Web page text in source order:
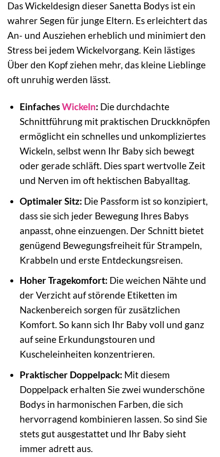
Das Wickeldesign dieser Sanetta Bodys ist ein
wahrer Segen für junge Eltern. Es erleichtert das
An- und Ausziehen erheblich und minimiert den
Stress bei jedem Wickelvorgang. Kein lästiges
Über den Kopf ziehen mehr, das kleine Lieblinge
oft unruhig werden lässt.
EinfachesWickeln: Die durchdachte
Schnittführung mit praktischen Druckknöpfen
ermöglicht ein schnelles und unkompliziertes
Wickeln, selbst wenn Ihr Baby sich bewegt
oder gerade schläft. Dies spart wertvolle Zeit
und Nerven im oft hektischen Babyalltag.
Optimaler Sitz: Die Passform ist so konzipiert,
dass sie sich jeder Bewegung Ihres Babys
anpasst, ohne einzuengen. Der Schnitt bietet
genügend Bewegungsfreiheit für Strampeln,
Krabbeln und erste Entdeckungsreisen.
Hoher Tragekomfort: Die weichen Nähte und
der Verzicht auf störende Etiketten im
Nackenbereich sorgen für zusätzlichen
Komfort. So kann sich Ihr Baby voll und ganz
auf seine Erkundungstouren und
Kuscheleinheiten konzentrieren.
Praktischer Doppelpack: Mit diesem
Doppelpack erhalten Sie zwei wunderschöne
Bodys in harmonischen Farben, die sich
hervorragend kombinieren lassen. So sind Sie
stets gut ausgestattet und Ihr Baby sieht
immer adrett aus.